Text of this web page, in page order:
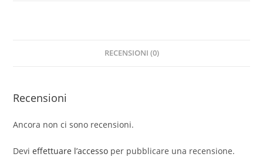
RECENSIONI (0)
Recensioni
Ancora non ci sono recensioni.
Devieffettuare l’accesso per pubblicare una recensione.